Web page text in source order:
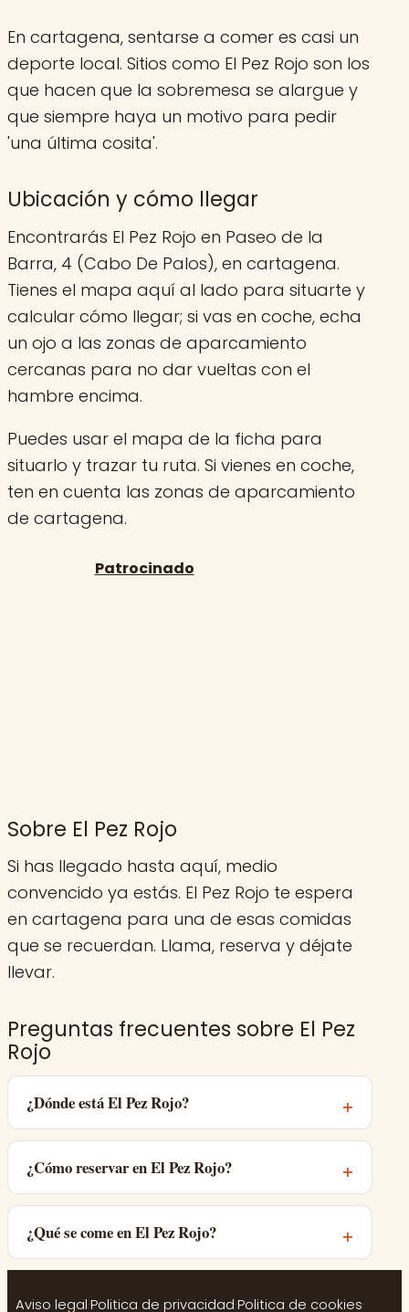
En cartagena, sentarse a comer es casi un
deporte local. Sitios como El Pez Rojo son los
que hacen que la sobremesa se alargue y
que siempre haya un motivo para pedir
'una última cosita'.
Ubicación y cómo llegar
Encontrarás El Pez Rojo en Paseo de la
Barra, 4 (Cabo De Palos), en cartagena.
Tienes el mapa aquí al lado para situarte y
calcular cómo llegar; si vas en coche, echa
un ojo a las zonas de aparcamiento
cercanas para no dar vueltas con el
hambre encima.
Puedes usar el mapa de la ficha para
situarlo y trazar tu ruta. Si vienes en coche,
ten en cuenta las zonas de aparcamiento
de cartagena.
Sobre El Pez Rojo
Si has llegado hasta aquí, medio
convencido ya estás. El Pez Rojo te espera
en cartagena para una de esas comidas
que se recuerdan. Llama, reserva y déjate
llevar.
Preguntas frecuentes sobre El Pez
Rojo
¿Dónde está El Pez Rojo?
¿Cómo reservar en El Pez Rojo?
¿Qué se come en El Pez Rojo?
Aviso legal·Politica de privacidad·Politica de cookies·